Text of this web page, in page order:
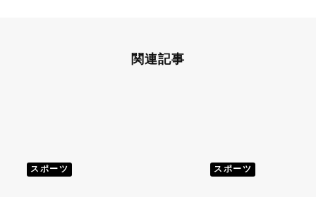
関連記事
スポーツ スポーツ